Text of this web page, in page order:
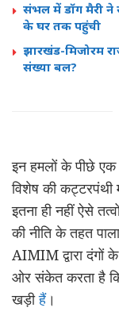
संभल में डॉग मैरी
के घर तक पहुंची
झारखंड-मिजोरम
संख्या बल?
इन हमलों के पीछे
विशेष की
इतना ही नहीं ऐसे
की नीति के तहत
AIMIM द्वारा दंगों
ओर संकेत करता है कि
खड़ीहैं।